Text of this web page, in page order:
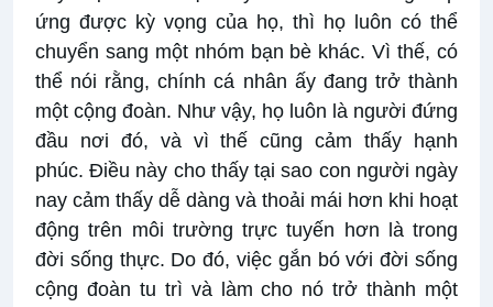
ứng được kỳ vọng của họ, thì họ luôn có thể
chuyển sang một nhóm bạn bè khác. Vì thế, có
thể nói rằng, chính cá nhân ấy đang trở thành
một cộng đoàn. Như vậy, họ luôn là người đứng
đầu nơi đó, và vì thế cũng cảm thấy hạnh
phúc. Điều này cho thấy tại sao con người ngày
nay cảm thấy dễ dàng và thoải mái hơn khi hoạt
động trên môi trường trực tuyến hơn là trong
đời sống thực. Do đó, việc gắn bó với đời sống
cộng đoàn tu trì và làm cho nó trở thành một